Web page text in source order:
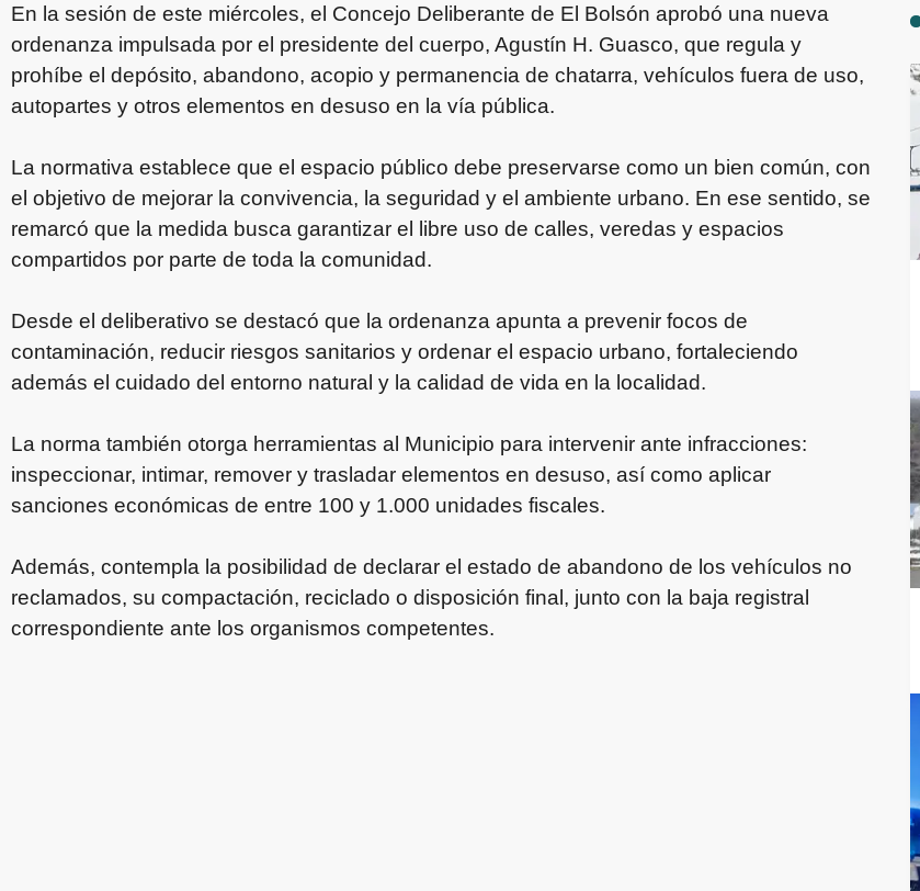
En la sesión de este miércoles, el Concejo Deliberante de El Bolsón aprobó una nueva
ordenanza impulsada por el presidente del cuerpo, Agustín H. Guasco, que regula y
prohíbe el depósito, abandono, acopio y permanencia de chatarra, vehículos fuera de uso,
autopartes y otros elementos en desuso en la vía pública.
La normativa establece que el espacio público debe preservarse como un bien común, con
el objetivo de mejorar la convivencia, la seguridad y el ambiente urbano. En ese sentido, se
remarcó que la medida busca garantizar el libre uso de calles, veredas y espacios
compartidos por parte de toda la comunidad.
Desde el deliberativo se destacó que la ordenanza apunta a prevenir focos de
contaminación, reducir riesgos sanitarios y ordenar el espacio urbano, fortaleciendo
además el cuidado del entorno natural y la calidad de vida en la localidad.
La norma también otorga herramientas al Municipio para intervenir ante infracciones:
inspeccionar, intimar, remover y trasladar elementos en desuso, así como aplicar
sanciones económicas de entre 100 y 1.000 unidades fiscales.
Además, contempla la posibilidad de declarar el estado de abandono de los vehículos no
reclamados, su compactación, reciclado o disposición final, junto con la baja registral
correspondiente ante los organismos competentes.